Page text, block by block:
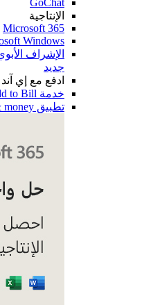
الإنتاجية
Microsoft 365
Microsoft Windows
الإشراف الأبوي
ادفع مع إي آند